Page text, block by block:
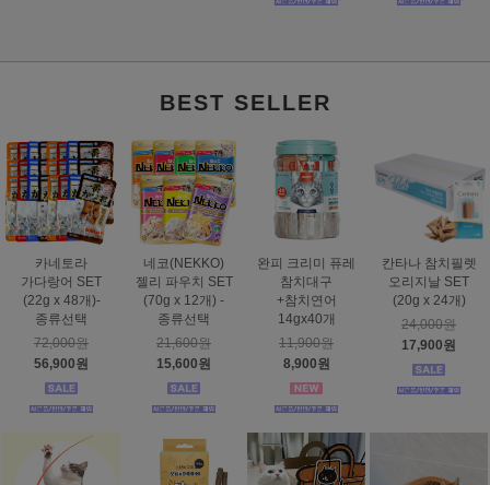
BEST SELLER
카네토라
가다랑어 SET
(22g x 48개)-
종류선택
72,000원
56,900원
네코(NEKKO)
젤리 파우치 SET
(70g x 12개) -
종류선택
21,600원
15,600원
완피 크리미 퓨레
참치대구
+참치연어
14gx40개
11,900원
8,900원
칸타나 참치필렛
오리지날 SET
(20g x 24개)
24,000원
17,900원